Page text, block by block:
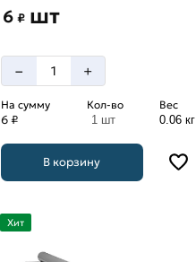
6 ₽ шт
– +
На сумму
6 ₽
Кол-во
1 шт
Вес
0.06 кг
В корзину
Хит